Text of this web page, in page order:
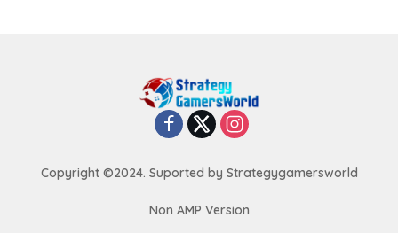
Copyright ©2024. Suported by Strategygamersworld
Non AMP Version